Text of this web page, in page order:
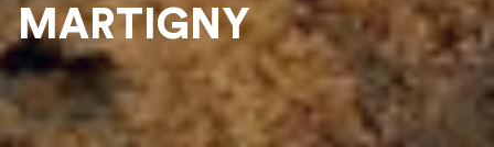
MARTIGNY